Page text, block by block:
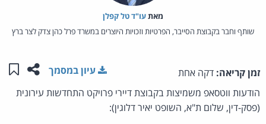
מאת‏עו"ד טל קפלן
שותף וחבר בקבוצת הסייבר, הפרטיות וזכויות היוצרים במשרד פרל כהן צדק לצר ברץ
זמן קריאה: דקה אחת שתפו
עיון במסמך
הודעות ווטסאפ משמיצות בקבוצת דיירי פרויקט התחדשות עירונית
(פסק-דין, שלום ת"א, השופט יאיר דלוגין):